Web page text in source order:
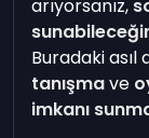
arıyorsanız,
Buradaki asıl
tanışmave
imkanı